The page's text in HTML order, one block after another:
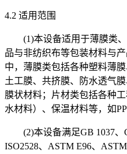
4.2 适用范围
(1)本设备适用于薄膜类、
品与非纺织布等包装材料与
中，薄膜类包括各种塑料薄
土工膜、共挤膜、防水透气
膜状材料；片材类包括各种
水材料）、保温材料等，如
(2)本设备满足GB 1037、
ISO2528、ASTM E96、